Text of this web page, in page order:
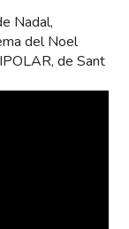
Nadal,
del Noel
de Sant